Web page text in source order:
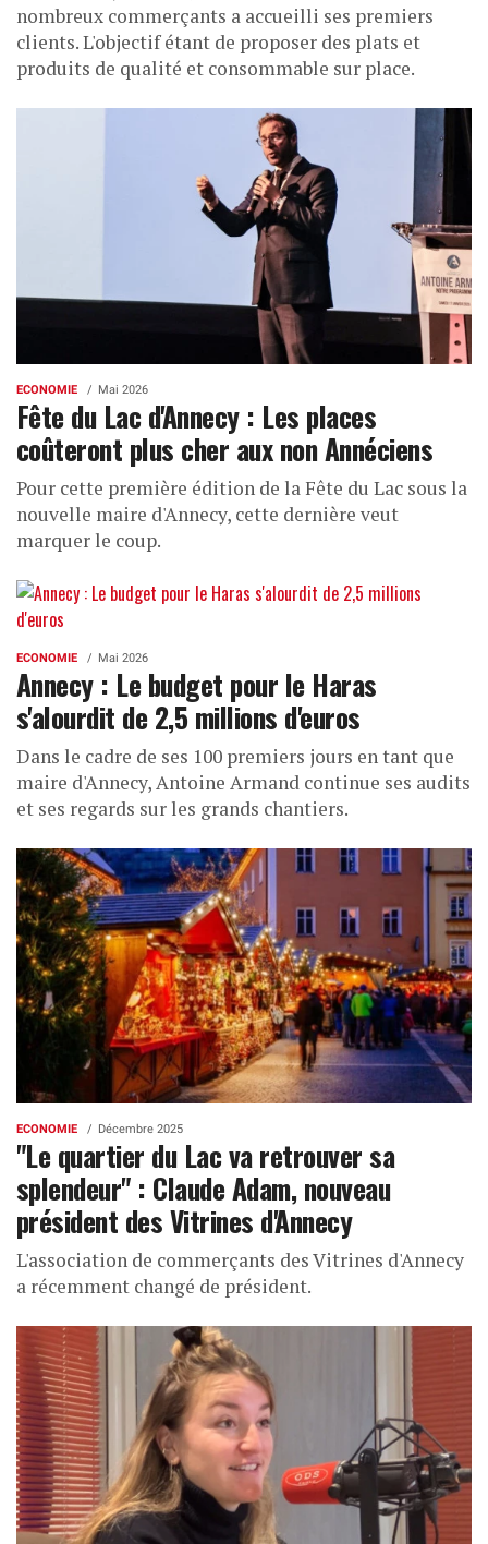
nombreux commerçants a accueilli ses premiers
clients. L'objectif étant de proposer des plats et
produits de qualité et consommable sur place.
ECONOMIE Mai 2026
Fête du Lac d'Annecy : Les places
coûteront plus cher aux non Annéciens
Pour cette première édition de la Fête du Lac sous la
nouvelle maire d'Annecy, cette dernière veut
marquer le coup.
ECONOMIE Mai 2026
Annecy : Le budget pour le Haras
s'alourdit de 2,5 millions d'euros
Dans le cadre de ses 100 premiers jours en tant que
maire d'Annecy, Antoine Armand continue ses audits
et ses regards sur les grands chantiers.
ECONOMIE Décembre 2025
"Le quartier du Lac va retrouver sa
splendeur" : Claude Adam, nouveau
président des Vitrines d'Annecy
L'association de commerçants des Vitrines d'Annecy
a récemment changé de président.